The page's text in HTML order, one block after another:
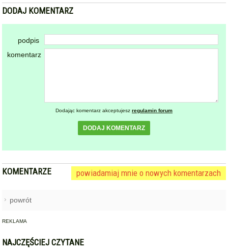
DODAJ KOMENTARZ
podpis
komentarz
Dodając komentarz akceptujesz regulamin forum
DODAJ KOMENTARZ
KOMENTARZE powiadamiaj mnie o nowych komentarzach
powrót
REKLAMA
NAJCZĘŚCIEJ CZYTANE